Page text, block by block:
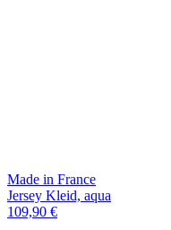
Made in France
Jersey Kleid, aqua
109,90 €